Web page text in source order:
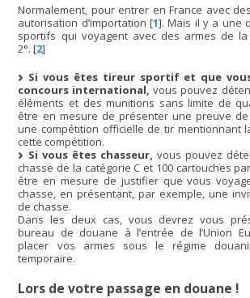
Normalement, pour entrer en France avec
autorisation d’importation [1]. Mais il y a une
sportifs qui voyagent avec des armes de la
2°. [2]
Si vous êtes tireur sportif et que
concours international, vous pouvez
éléments et des munitions sans limite de
être en mesure de présenter une preuve
une compétition officielle de tir mentionnant
cette compétition.
Si vous êtes chasseur,vous pouvez
chasse de la catégorie C et 100 cartouches
être en mesure de justifier que vous
chasse, en présentant, par exemple, une
de chasse.
Dans les deux cas, vous devrez vous
bureau de douane à l’entrée de l’Union
placer vos armes sous le régime
temporaire.
Lors de votre passage en douane !